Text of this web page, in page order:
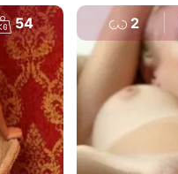
54 2